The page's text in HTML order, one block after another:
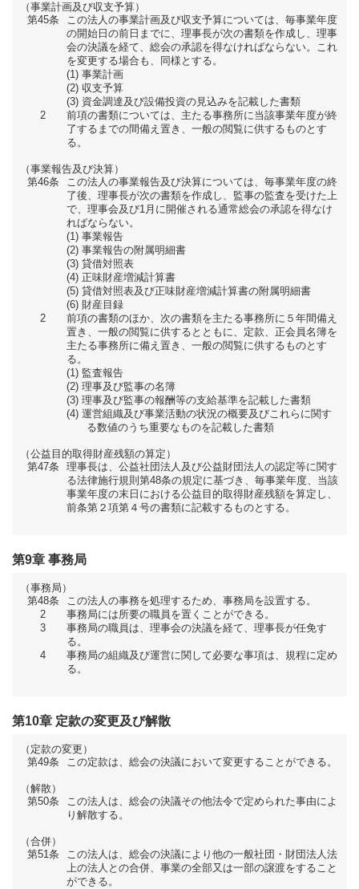
（事業計画及び収支予算）
第45条
この法人の事業計画及び収支予算については、毎事業年度
の開始日の前日までに、理事長が次の書類を作成し、理事
会の決議を経て、総会の承認を得なければならない。これ
を変更する場合も、同様とする。
事業計画
収支予算
資金調達及び設備投資の見込みを記載した書類
2
前項の書類については、主たる事務所に当該事業年度が終
了するまでの間備え置き、一般の閲覧に供するものとす
る。
（事業報告及び決算）
第46条
この法人の事業報告及び決算については、毎事業年度の終
了後、理事長が次の書類を作成し、監事の監査を受けた上
で、理事会及び1月に開催される通常総会の承認を得なけ
ればならない。
事業報告
事業報告の附属明細書
貸借対照表
正味財産増減計算書
貸借対照表及び正味財産増減計算書の附属明細書
財産目録
2
前項の書類のほか、次の書類を主たる事務所に５年間備え
置き、一般の閲覧に供するとともに、定款、正会員名簿を
主たる事務所に備え置き、一般の閲覧に供するものとす
る。
監査報告
理事及び監事の名簿
理事及び監事の報酬等の支給基準を記載した書類
運営組織及び事業活動の状況の概要及びこれらに関す
る数値のうち重要なものを記載した書類
（公益目的取得財産残額の算定）
第47条
理事長は、公益社団法人及び公益財団法人の認定等に関す
る法律施行規則第48条の規定に基づき、毎事業年度、当該
事業年度の末日における公益目的取得財産残額を算定し、
前条第２項第４号の書類に記載するものとする。
第9章 事務局
（事務局）
第48条
この法人の事務を処理するため、事務局を設置する。
2
事務局には所要の職員を置くことができる。
3
事務局の職員は、理事会の決議を経て、理事長が任免す
る。
4
事務局の組織及び運営に関して必要な事項は、規程に定め
る。
第10章 定款の変更及び解散
（定款の変更）
第49条
この定款は、総会の決議において変更することができる。
（解散）
第50条
この法人は、総会の決議その他法令で定められた事由によ
り解散する。
（合併）
第51条
この法人は、総会の決議により他の一般社団・財団法人法
上の法人との合併、事業の全部又は一部の譲渡をすること
ができる。